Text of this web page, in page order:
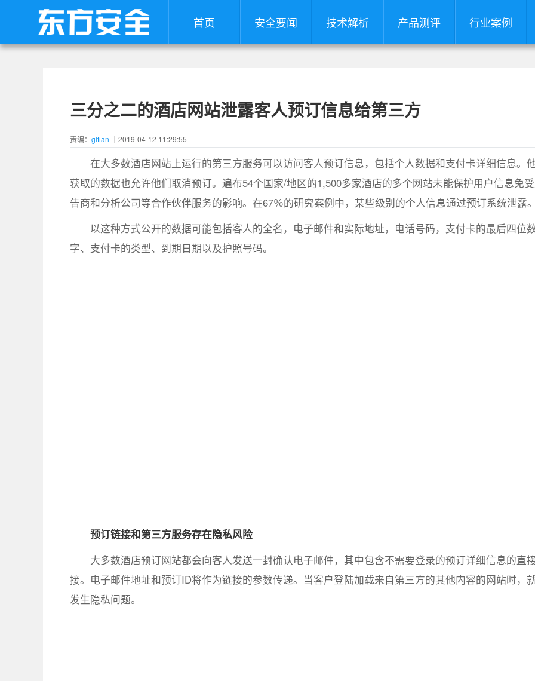
首页 安全要闻 技术解析 产品测评 行业案例
三分之二的酒店网站泄露客人预订信息给第三方
责编： gltian ｜2019-04-12 11:29:55
在大多数酒店网站上运行的第三方服务可以访问客人预订信息，包括个人数据和支付卡详细信息。
获取的数据也允许他们取消预订。遍布54个国家/地区的1,500多家酒店的多个网站未能保护用户信息免
告商和分析公司等合作伙伴服务的影响。在67％的研究案例中，某些级别的个人信息通过预订系统泄露。
以这种方式公开的数据可能包括客人的全名，电子邮件和实际地址，电话号码，支付卡的最后四位
字、支付卡的类型、到期日期以及护照号码。
预订链接和第三方服务存在隐私风险
大多数酒店预订网站都会向客人发送一封确认电子邮件，其中包含不需要登录的预订详细信息的直
接。电子邮件地址和预订ID将作为链接的参数传递。当客户登陆加载来自第三方的其他内容的网站时，
发生隐私问题。